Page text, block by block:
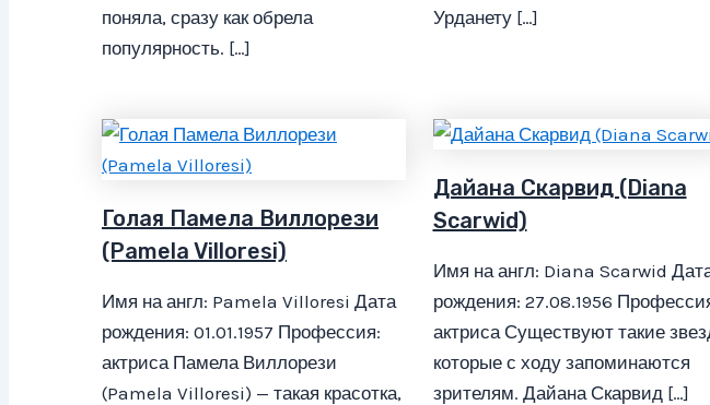
поняла, сразу как обрела
популярность. […]
Урданету […]
Голая Памела Виллорези
(Pamela Villoresi)
Имя на англ: Pamela Villoresi Дата
рождения: 01.01.1957 Профессия:
актриса Памела Виллорези
(Pamela Villoresi) — такая красотка,
Дайана Скарвид (Diana
Scarwid)
Имя на англ: Diana Scarwid
рождения: 27.08.1956
актриса Существуют такие
которые с ходу запоминаются
зрителям. Дайана Скарвид […]